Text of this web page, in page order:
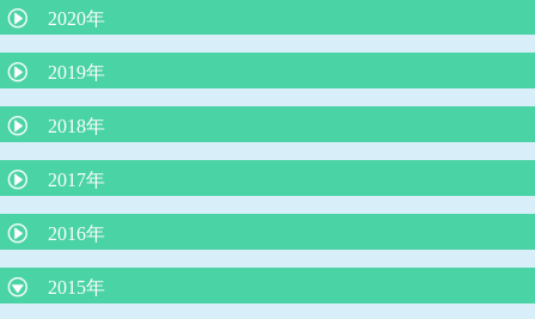
夜泣きにLGG乳酸菌（ヨーグルト）が効果的？
外来で３０分で分かるアレルギー検査は本当に信頼できるのか？
院長コラム 「魚アレルギー」
院長コラム アレルギー学会が言っている（積極的に負荷免疫療
院長コラム「魚をたべて蕁麻疹が出たら、魚アレルギーか？』
子宮頸がんワクチンを受けましょう！
2020年
院長コラム「アトピー性皮膚炎の最新知識：プロアクティブ療
法」
院長コラム 「子どもの便秘について」
子どもの微熱とは 院長コラム
院長コラム 令和２年５月号 「赤ちゃんは縦抱っこより、抱きし
められたい！」
乳児健診を受けられない保護者の方に伝えたいこと
2019年
インフルエンザの最新知識
ウイルス性下痢に整腸剤は効果なし
自家栽培のジャガイモの食中毒に注意！
りんご病は何度もかかる？？
抗インフルエンザ薬 新薬ゾフルーザによる「耐性」とはどうい
う意味か？
2018年
苺状血管腫の治療がレーザー治療から内服（プロプラノロール）
治療へ
嘔吐下痢症に、吐き気止めや整腸剤は必要？？
「抗生剤は検査なしで出してはならない」という声明文（日本小
児科医会）
2017年
子どもの肥満と肥満症
シナジス接種します
溶連菌感染症後の尿検査について
2016年
赤ちゃんの仙尾部の皮膚のくぼみ
2015年